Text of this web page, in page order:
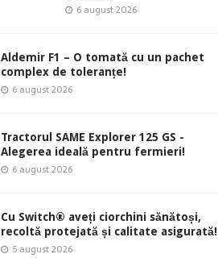
6 august 2026
Aldemir F1 – O tomată cu un pachet
complex de toleranțe!
6 august 2026
Tractorul SAME Explorer 125 GS -
Alegerea ideală pentru fermieri!
6 august 2026
Cu Switch® aveți ciorchini sănătoși,
recoltă protejată și calitate asigurată!
5 august 2026